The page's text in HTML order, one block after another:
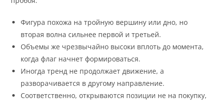
Фигура похожа на тройную вершину или дно, но
вторая волна сильнее первой и третьей.
Объемы же чрезвычайно высоки вплоть до момента,
когда флаг начнет формироваться.
Иногда тренд не продолжает движение, а
разворачивается в другому направление.
Соответственно, открываются позиции не на покупку,